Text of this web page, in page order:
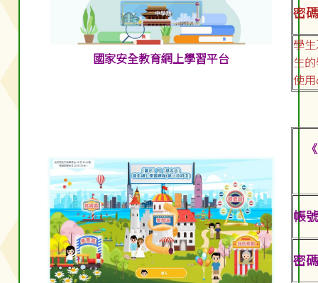
國家安全教育網上學習平台
密
學
生
使
帳
密